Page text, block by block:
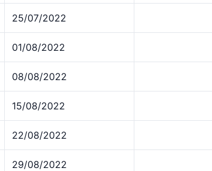
25/07/2022
01/08/2022
08/08/2022
15/08/2022
22/08/2022
29/08/2022